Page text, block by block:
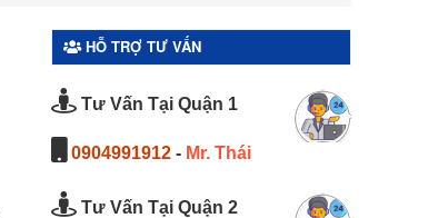
HỖ TRỢ TƯ VẤN
Tư Vấn Tại Quận 1
0904991912 - Mr. Thái
Tư Vấn Tại Quận 2